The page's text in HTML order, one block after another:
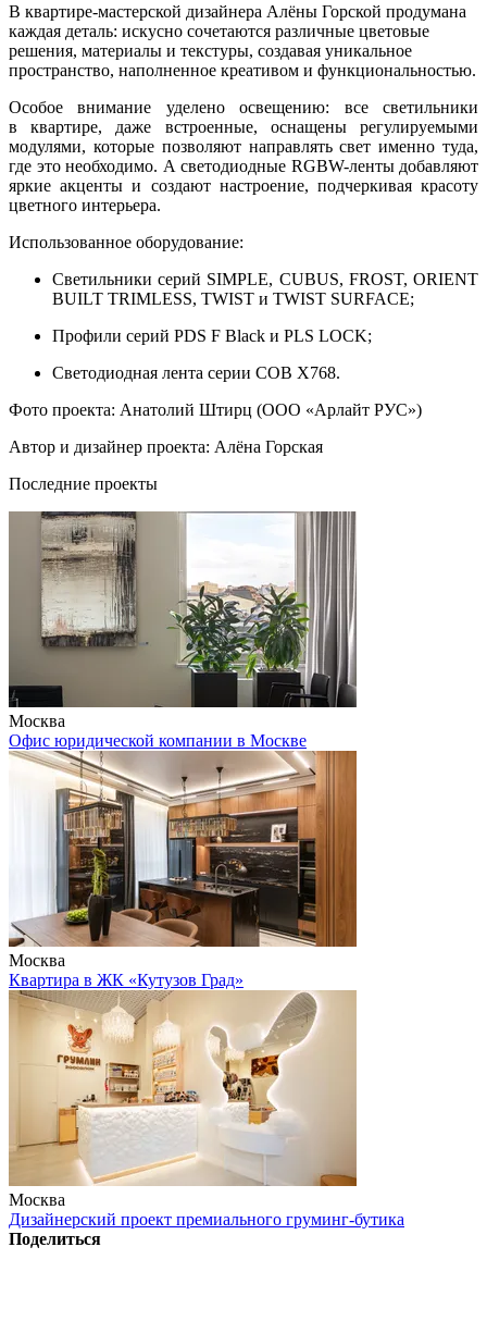
В квартире-мастерской дизайнера Алёны Горской продумана
каждая деталь: искусно сочетаются различные цветовые
решения, материалы и текстуры, создавая уникальное
пространство, наполненное креативом и функциональностью.
Особое внимание уделено освещению: все светильники
в квартире, даже встроенные, оснащены регулируемыми
модулями, которые позволяют направлять свет именно туда,
где это необходимо. А светодиодные RGBW-ленты добавляют
яркие акценты и создают настроение, подчеркивая красоту
цветного интерьера.
Использованное оборудование:
Светильники серий SIMPLE, CUBUS, FROST, ORIENT
BUILT TRIMLESS, TWIST и TWIST SURFACE;
Профили серий PDS F Black и PLS LOCK;
Светодиодная лента серии COB X768.
Фото проекта: Анатолий Штирц (ООО «Арлайт РУС»)
Автор и дизайнер проекта: Алёна Горская
Последние проекты
Москва
Офис юридической компании в Москве
Москва
Квартира в ЖК «Кутузов Град»
Москва
Дизайнерский проект премиального груминг-бутика
Поделиться